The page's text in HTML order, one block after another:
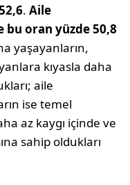
.Aile
oran yüzde 50,8
yaşayanların,
kıyasla daha
aile
ise temel
az kaygı içinde ve
sahip oldukları